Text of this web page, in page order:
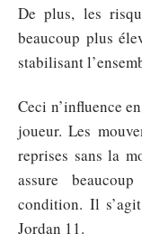
De plus, les
beaucoup plus
stabilisant
Ceci n’influence
joueur. Les
reprises sans la
assure
condition. Il
Jordan 11.